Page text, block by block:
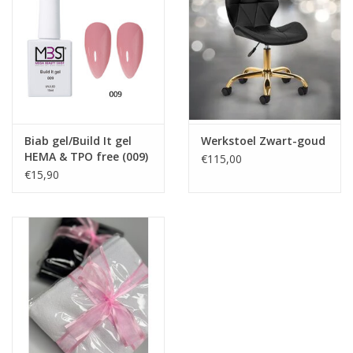
- veilig voor nagels en handen,
- duurzaamheid tot 3 weken,
Product eigenschappen:
-Zeer veilig product
-Hoog gepigmenteerde Gel polish
-Perfecte dekking
-Uit te harden in LED en UV
-Dun aan te brengen
-Ook geschikt voor over Acryl, Biab, Polyacryl en Gel
-5 ml
Specificatie:
TPO vrij
Inhoud: 5ml.
Biab gel/Build It gel
HEMA & TPO free (009)
€15,90
Werkstoel Zwart-goud
€115,00